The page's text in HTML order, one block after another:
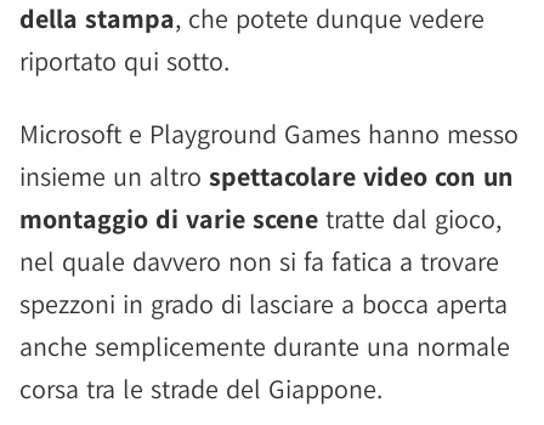
della stampa, che potete dunque vedere
riportato qui sotto.
Microsoft e Playground Games hanno messo
insieme un altro spettacolare video con un
montaggio di varie scene tratte dal gioco,
nel quale davvero non si fa fatica a trovare
spezzoni in grado di lasciare a bocca aperta
anche semplicemente durante una normale
corsa tra le strade del Giappone.